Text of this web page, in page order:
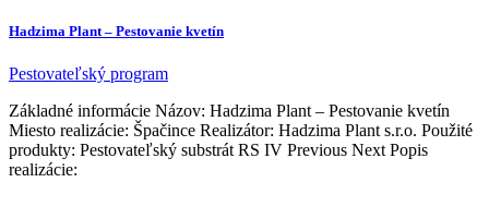
Hadzima Plant – Pestovanie kvetín
Pestovateľský program
Základné informácie Názov: Hadzima Plant – Pestovanie kvetín
Miesto realizácie: Špačince Realizátor: Hadzima Plant s.r.o. Použité
produkty: Pestovateľský substrát RS IV Previous Next Popis
realizácie: